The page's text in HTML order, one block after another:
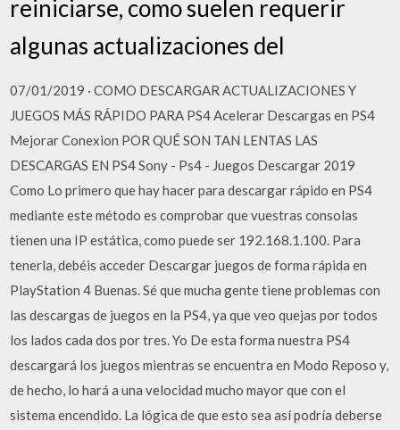
reiniciarse, como suelen requerir
algunas actualizaciones del
07/01/2019 · COMO DESCARGAR ACTUALIZACIONES Y
JUEGOS MÁS RÁPIDO PARA PS4 Acelerar Descargas en PS4
Mejorar Conexion POR QUÉ SON TAN LENTAS LAS
DESCARGAS EN PS4 Sony - Ps4 - Juegos Descargar 2019
Como Lo primero que hay hacer para descargar rápido en PS4
mediante este método es comprobar que vuestras consolas
tienen una IP estática, como puede ser 192.168.1.100. Para
tenerla, debéis acceder Descargar juegos de forma rápida en
PlayStation 4 Buenas. Sé que mucha gente tiene problemas con
las descargas de juegos en la PS4, ya que veo quejas por todos
los lados cada dos por tres. Yo De esta forma nuestra PS4
descargará los juegos mientras se encuentra en Modo Reposo y,
de hecho, lo hará a una velocidad mucho mayor que con el
sistema encendido. La lógica de que esto sea así podría deberse